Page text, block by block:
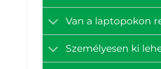
Van a laptopokon
Személyesen ki